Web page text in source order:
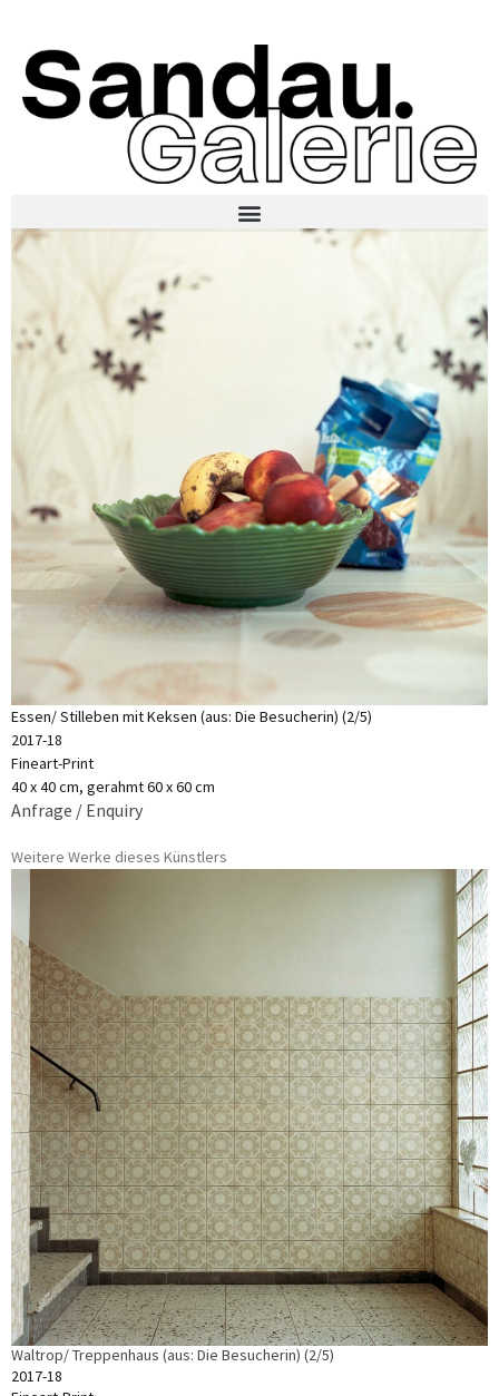
Essen/ Stilleben mit Keksen (aus: Die Besucherin) (2/5)
2017-18
Fineart-Print
40 x 40 cm, gerahmt 60 x 60 cm
Anfrage / Enquiry
Weitere Werke dieses Künstlers
Waltrop/ Treppenhaus (aus: Die Besucherin) (2/5)
2017-18